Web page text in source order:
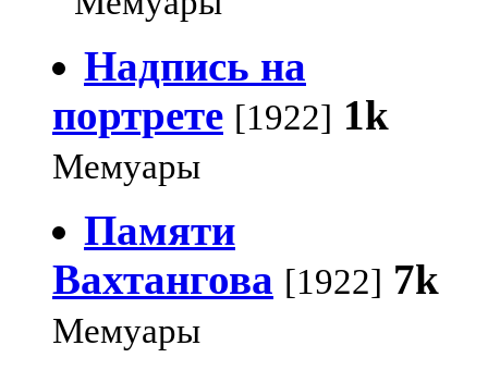
Надпись на
портрете [1922] 1k
Мемуары
Памяти
Вахтангова [1922] 7k
Мемуары